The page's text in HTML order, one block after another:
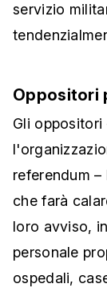
servizio
Oppositori
Gli oppositori
referendum
che farà
loro avviso,
personale
ospedali,